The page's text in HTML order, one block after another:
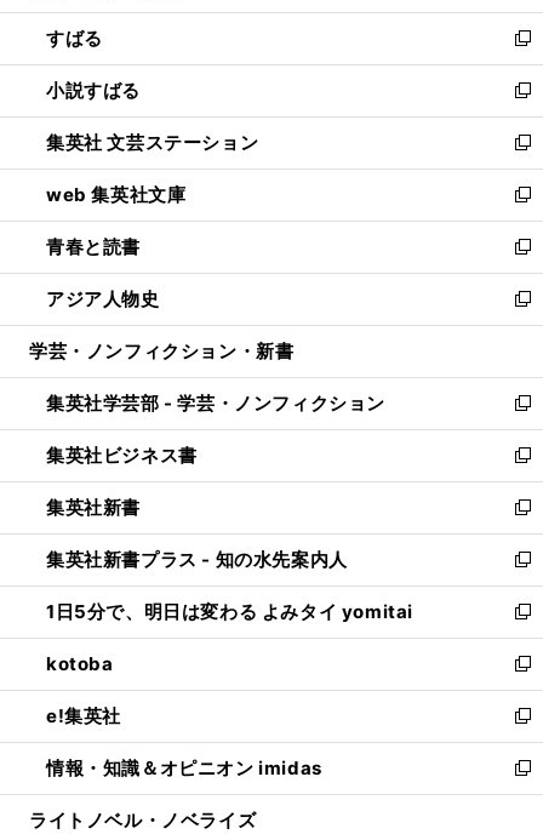
開
く
ウ
で
開
く
ン
ド
ウ
で
開
く
すばる
新
し
い
ウ
ィ
ン
ド
ウ
で
開
く
小説すばる
新
し
い
ウ
ィ
ン
ド
ウ
で
開
集英社 文芸ステーション
新
し
い
ウ
ィ
ン
ド
ウ
開
く
web 集英社文庫
新
し
い
ウ
ィ
ン
ウ
で
開
く
青春と読書
新
し
い
ウ
ン
ド
ウ
で
開
く
アジア人物史
新
し
ウ
ィ
ン
ド
ウ
で
開
く
学芸・ノンフィクション・新書
集英社学芸部 - 学芸・ノンフィクション
新
し
い
ウ
ィ
ン
ド
ウ
で
開
く
集英社ビジネス書
新
し
い
ウ
ィ
ン
ド
ウ
で
開
く
集英社新書
新
し
い
ウ
ィ
ン
ド
ウ
で
開
く
集英社新書プラス - 知の水先案内人
新
し
い
ウ
ィ
ン
ド
ウ
で
開
1日5分で、明日は変わる よみタイ yomitai
新
し
い
ウ
ィ
ン
ド
ウ
kotoba
新
し
い
ウ
ィ
ン
e!集英社
新
し
い
ウ
情報・知識＆オピニオン imidas
新
し
ライトノベル・ノベライズ